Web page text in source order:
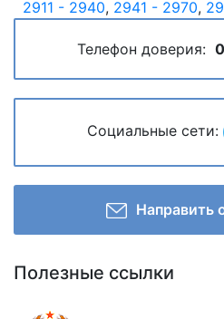
2911 - 2940, 2941 - 2970,
Телефон доверия:
Социальные сети:
Направить
Полезные ссылки